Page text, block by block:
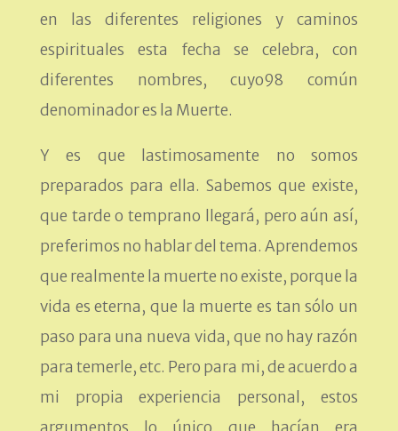
en las diferentes religiones y caminos
espirituales esta fecha se celebra, con
diferentes nombres, cuyo98 común
denominador es la Muerte.
Y es que lastimosamente no somos
preparados para ella. Sabemos que existe,
que tarde o temprano llegará, pero aún así,
preferimos no hablar del tema. Aprendemos
que realmente la muerte no existe, porque la
vida es eterna, que la muerte es tan sólo un
paso para una nueva vida, que no hay razón
para temerle, etc. Pero para mi, de acuerdo a
mi propia experiencia personal, estos
argumentos lo único que hacían era